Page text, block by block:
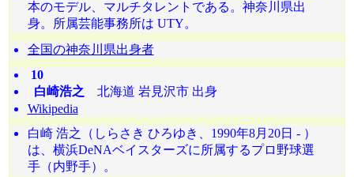
本のモデル、マルチタレントである。神奈川県出
身。所属芸能事務所は UTY。
全国の神奈川県出身者
10
白崎浩之 北海道 岩見沢市 出身
Wikipedia
白崎 浩之（しらさき ひろゆき、1990年8月20日 - ）
は、横浜DeNAベイスターズに所属するプロ野球選
手（内野手）。